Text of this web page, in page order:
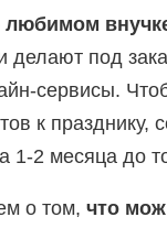
любимом
делают под
сервисы.
к празднику,
1-2 месяца до
о том, что